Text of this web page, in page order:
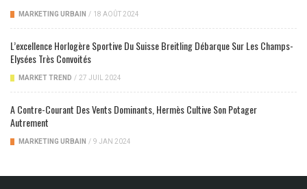
MARKETING URBAIN / 18 AOÛT 2024
L’excellence Horlogère Sportive Du Suisse Breitling Débarque Sur Les Champs-
Elysées Très Convoités
MARKET TREND / 27 JUIL 2024
A Contre-Courant Des Vents Dominants, Hermès Cultive Son Potager
Autrement
MARKETING URBAIN / 9 JAN 2024